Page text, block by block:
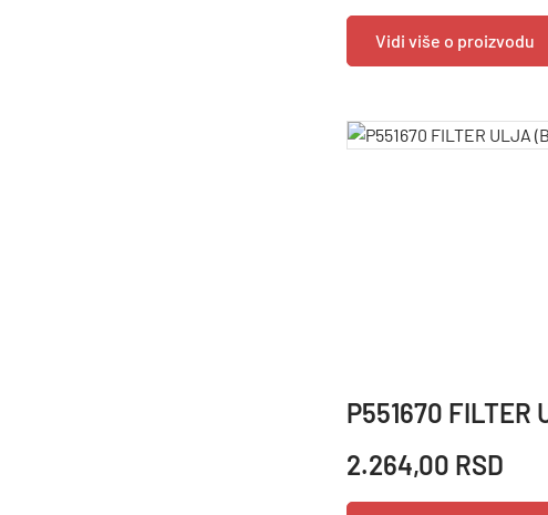
Vidi više o proizvodu
P551670 FILTER
2.264,00 RSD